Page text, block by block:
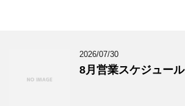
2026/07/30
8月営業スケジュール